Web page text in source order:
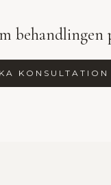
behandlingen
KONSULTATION